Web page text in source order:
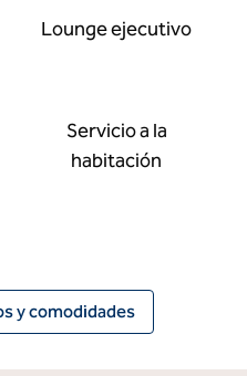
Lounge ejecutivo
Servicio a la
habitación
y comodidades